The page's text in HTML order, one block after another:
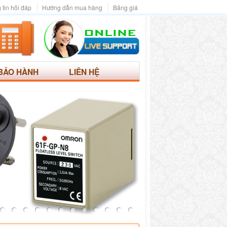
Bảng giá
Hướng dẫn mua hàng
tin hỏi đáp
HÀNH LIÊN HỆ